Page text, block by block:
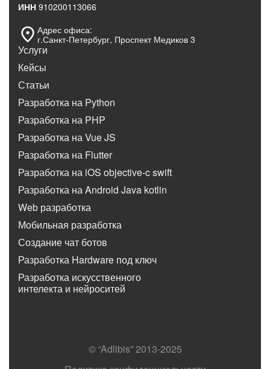
ИНН 910200113066
Адрес офиса:
г.Санкт‑Петербург, Проспект Медиков 3
Услуги
Кейсы
Статьи
Разработка на Python
Разработка на PHP
Разработка на Vue JS
Разработка на Flutter
Разработка на iOS objective-c swift
Разработка на Android Java kotlin
Web разработка
Мобильная разработка
Создание чат ботов
Разработка Hardware под ключ
Разработка искусственного
интелекта и нейроситей
© “Adlibis” 2013-2025